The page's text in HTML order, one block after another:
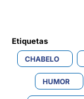
Etiquetas
CHABELO
HUMOR